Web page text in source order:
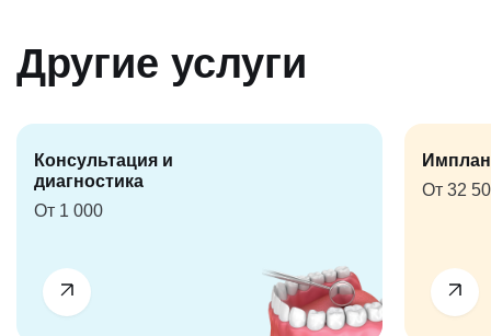
Другие услуги
Консультация и
диагностика
От 1 000
От 32